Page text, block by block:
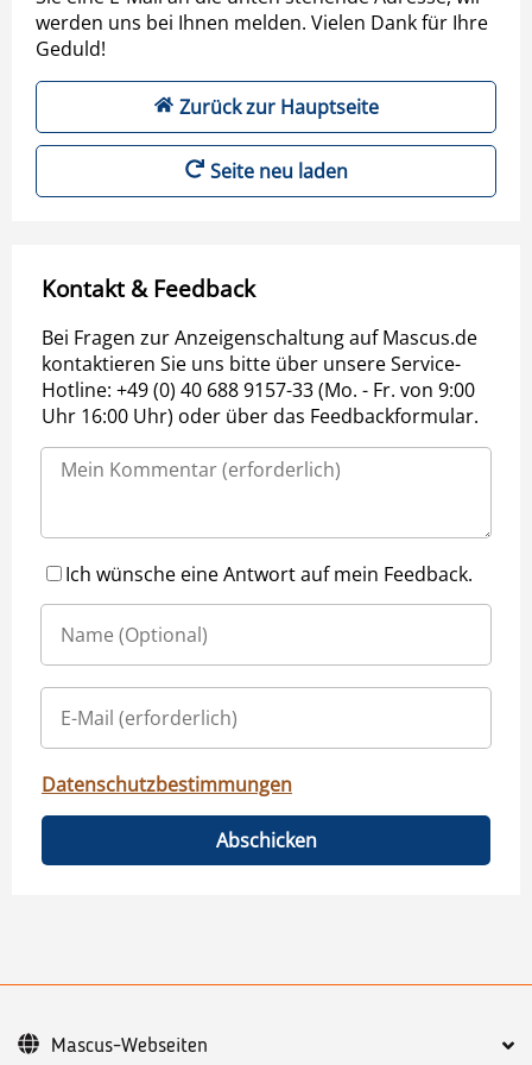
werden uns bei Ihnen melden. Vielen Dank für Ihre
Geduld!
Zurück zur Hauptseite
Seite neu laden
Kontakt & Feedback
Bei Fragen zur Anzeigenschaltung auf Mascus.de
kontaktieren Sie uns bitte über unsere Service-
Hotline: +49 (0) 40 688 9157-33 (Mo. - Fr. von 9:00
Uhr 16:00 Uhr) oder über das Feedbackformular.
Ich wünsche eine Antwort auf mein Feedback.
Datenschutzbestimmungen
Abschicken
Mascus-Webseiten